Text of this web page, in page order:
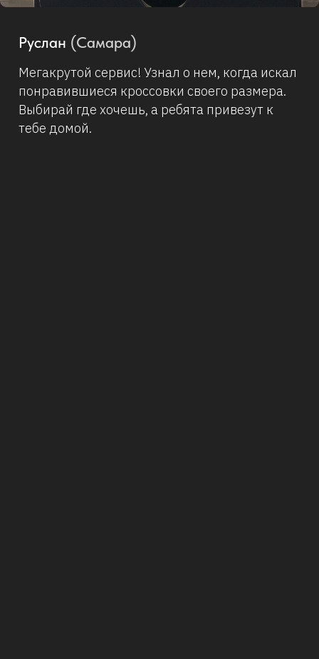
Владимир (Новосибирск)
Моделей представлено в 3 раза больше, а
цены в 2-3 раза ниже. Через Shopozz
приобрел уже две пары, доставляют быстро
за адекватные деньги.